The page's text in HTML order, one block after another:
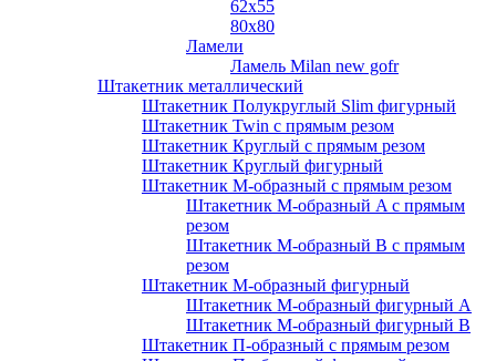
62х55
80х80
Ламели
Ламель Milan new gofr
Штакетник металлический
Штакетник Полукруглый Slim фигурный
Штакетник Twin с прямым резом
Штакетник Круглый с прямым резом
Штакетник Круглый фигурный
Штакетник М-образный с прямым резом
Штакетник М-образный A с прямым
резом
Штакетник М-образный B с прямым
резом
Штакетник М-образный фигурный
Штакетник М-образный фигурный A
Штакетник М-образный фигурный B
Штакетник П-образный с прямым резом